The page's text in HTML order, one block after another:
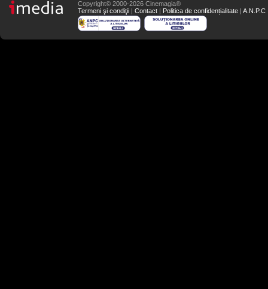
Copyright© 2000-2026 Cinemagia®
Termeni şi condiţii | Contact | Politica de confidențialitate | A.N.P.C